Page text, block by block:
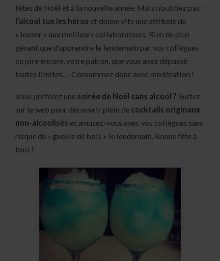
fêtes de Noël et à la nouvelle année. Mais n’oubliez pas :
l’alcool tue les héros et donne vite une attitude de
« looser » aux meilleurs collaborateurs. Rien de plus
gênant que d’apprendre le lendemain par vos collègues
ou pire encore, votre patron, que vous avez dépassé
toutes limites… Consommez donc avec modération !
Vous préférez une soirée de Noël sans alcool ? Surfez
sur le web pour découvrir plein de cocktails originaux
non-alcoolisés et amusez-vous avec vos collègues sans
risque de « gueule de bois » le lendemain. Bonne fête à
tous !